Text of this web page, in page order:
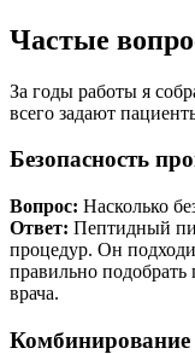
Частые
За годы работы я
всего задают
Безопасность
Вопрос: Насколько
Ответ: Пептидный
процедур. Он
правильно подобрать
врача.
Комбинирование